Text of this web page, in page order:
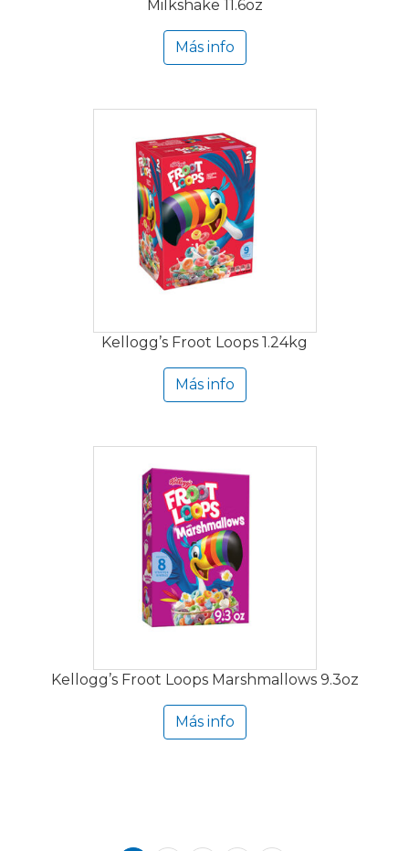
Milkshake 11.6oz
Más info
Kellogg’s Froot Loops 1.24kg
Más info
Kellogg’s Froot Loops Marshmallows 9.3oz
Más info